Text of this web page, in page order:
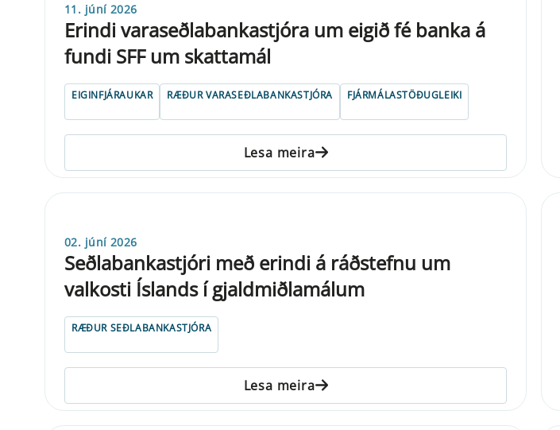
11. júní 2026
Erindi varaseðlabankastjóra um eigið fé banka á
fundi SFF um skattamál
EIGINFJÁRAUKAR RÆÐUR VARASEÐLABANKASTJÓRA FJÁRMÁLASTÖÐUGLEIKI
Lesa meira
02. júní 2026
Seðlabankastjóri með erindi á ráðstefnu um
valkosti Íslands í gjaldmiðlamálum
RÆÐUR SEÐLABANKASTJÓRA
Lesa meira